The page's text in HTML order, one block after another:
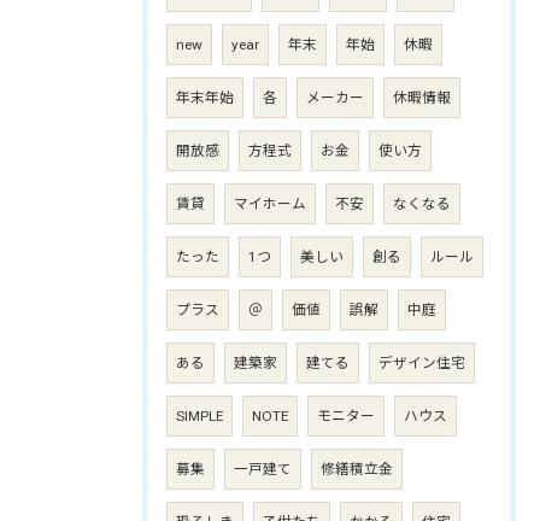
new year 年末 年始 休暇
年末年始 各 メーカー 休暇情報
開放感 方程式 お金 使い方
賃貸 マイホーム 不安 なくなる
たった 1つ 美しい 創る ルール
プラス ＠ 価値 誤解 中庭
ある 建築家 建てる デザイン住宅
SIMPLE NOTE モニター ハウス
募集 一戸建て 修繕積立金